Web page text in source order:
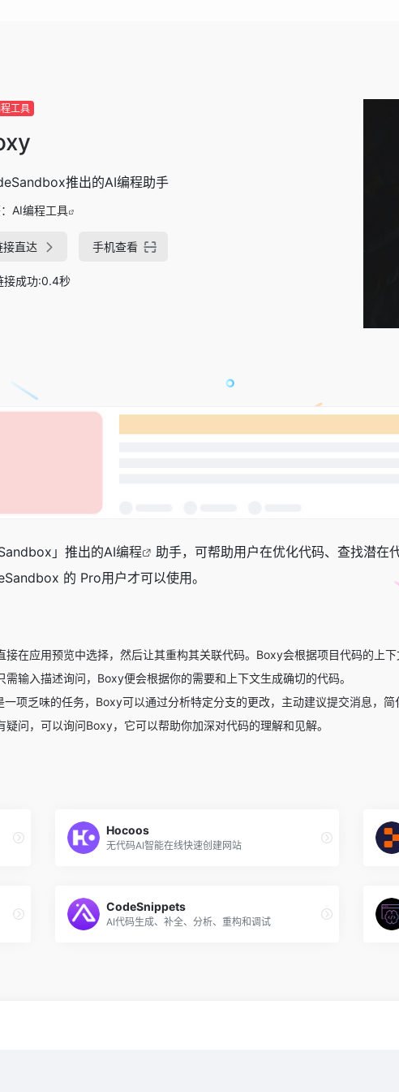
工具
推出的AI编程助手
AI编程工具
接直达 手机查看
接成功:0.4秒
」推出的AI编程
助手，可帮助用户在优化代码、查找潜在
的 Pro用户才可以使用。
在应用预览中选择，然后让其重构其关联代码。Boxy会根据项目代码的上下
输入描述询问，Boxy便会根据你的需要和上下文生成确切的代码。
项乏味的任务，Boxy可以通过分析特定分支的更改，主动建议提交消息，简
问，可以询问Boxy，它可以帮助你加深对代码的理解和见解。
Hocoos
无代码AI智能在线快速创建网站
CodeSnippets
AI代码生成、补全、分析、重构和调试